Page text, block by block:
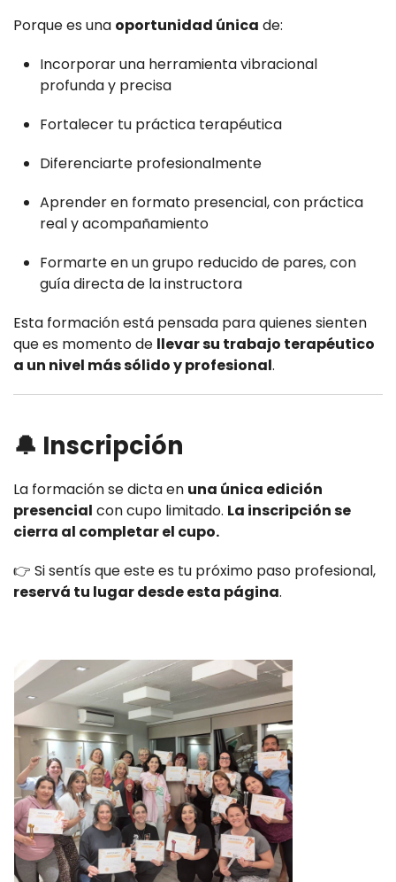
Porque es una oportunidad única de:
Incorporar una herramienta vibracional
profunda y precisa
Fortalecer tu práctica terapéutica
Diferenciarte profesionalmente
Aprender en formato presencial, con práctica
real y acompañamiento
Formarte en un grupo reducido de pares, con
guía directa de la instructora
Esta formación está pensada para quienes sienten
que es momento de llevar su trabajo terapéutico
a un nivel más sólido y profesional.
🔔 Inscripción
La formación se dicta en una única edición
presencial con cupo limitado. La inscripción se
cierra al completar el cupo.
👉 Si sentís que este es tu próximo paso profesional,
reservá tu lugar desde esta página.